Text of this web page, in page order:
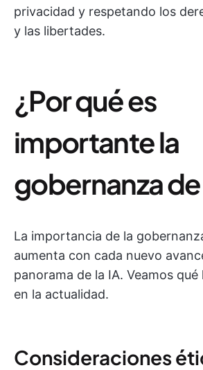
privacidad y respetando los
y las libertades.
¿Por qué es
importante la
gobernanza de
La importancia de la
aumenta con cada nuevo
panorama de la IA. Veamos
en la actualidad.
Consideraciones